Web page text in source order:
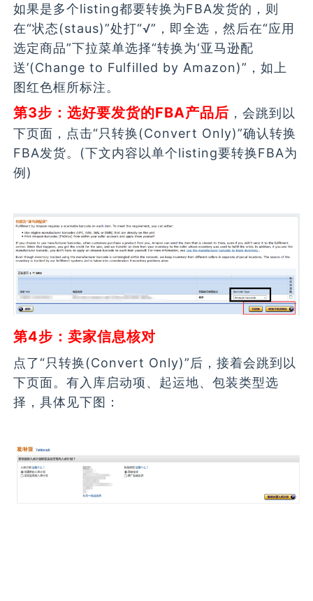
如果是多个listing都要转换为FBA发货的，则
在“状态(staus)”处打“√”，即全选，然后在“应用
选定商品”下拉菜单选择“转换为‘亚马逊配
送’(Change to Fulfilled by Amazon)”，如上
图红色框所标注。
第3步：选好要发货的FBA产品后 ，会跳到以
下页面，点击“只转换(Convert Only)”确认转换
FBA发货。(下文内容以单个listing要转换FBA为
例)
第4步：卖家信息核对
点了“只转换(Convert Only)”后，接着会跳到以
下页面。有入库启动项、起运地、包装类型选
择，具体见下图：